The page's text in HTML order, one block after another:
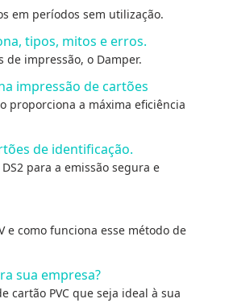
em períodos sem utilização.
tipos, mitos e erros.
impressão, o Damper.
impressão de cartões
proporciona a máxima eficiência
de identificação.
para a emissão segura e
e como funciona esse método de
sua empresa?
cartão PVC que seja ideal à sua